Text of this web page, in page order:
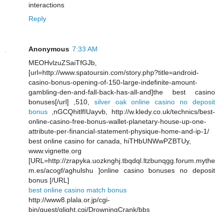
interactions
Reply
Anonymous 7:33 AM
MEOHvlzuZSaiTfGJb,
[url=http://www.spatoursin.com/story.php?title=android-
casino-bonus-opening-of-150-large-indefinite-amount-
gambling-den-and-fall-back-has-all-and]the best casino
bonuses[/url] ,510, silver oak online casino no deposit
bonus ,nGCQhitlfIUayvb, http://w.kledy.co.uk/technics/best-
online-casino-free-bonus-wallet-planetary-house-up-one-
attribute-per-financial-statement-physique-home-and-ip-1/
best online casino for canada, hiTHbUNWwPZBTUy,
www.vignette.org
[URL=http://zrapyka.uozknghj.tbqdql.ltzbunqgg.forum.mythe
m.es/acogf/aghulshu ]online casino bonuses no deposit
bonus [/URL]
best online casino match bonus
http://www8.plala.or.jp/cgi-
bin/guest/glight.cgi/DrowningCrank/bbs